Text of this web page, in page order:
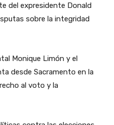
del expresidente Donald
sobre la integridad
Monique Limón y el
desde Sacramento en la
al voto y la